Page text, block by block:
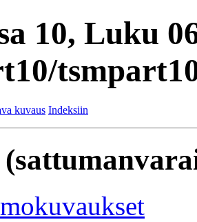
10, Luku
kuvaus Indeksiin